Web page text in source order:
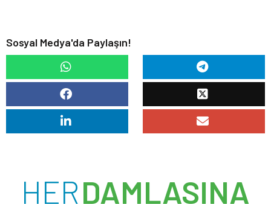
Sosyal Medya'da Paylaşın!
HERDAMLASINA